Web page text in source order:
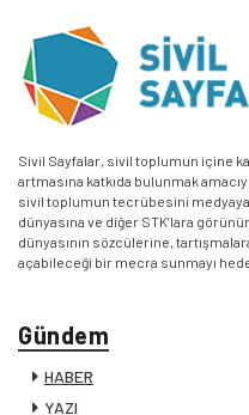
Sivil Sayfalar, sivil toplumun içine
artmasına katkıda bulunmak
sivil toplumun tecrübesini
dünyasına ve diğer STK’lara
dünyasının sözcülerine,
açabileceği bir mecra sunmayı
Gündem
HABER
YAZI